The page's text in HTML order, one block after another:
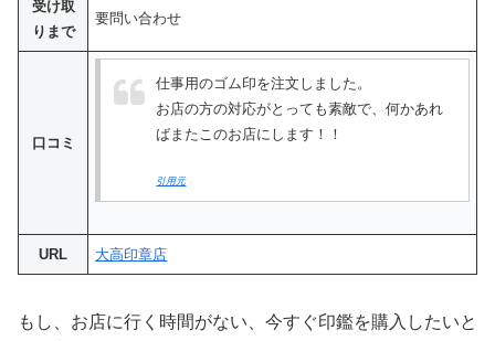
受け取
りまで
要問い合わせ
口コミ
仕事用のゴム印を注文しました。
お店の方の対応がとっても素敵で、何かあれ
ばまたこのお店にします！！
引用元
URL 大高印章店
もし、お店に行く時間がない、今すぐ印鑑を購入したいと